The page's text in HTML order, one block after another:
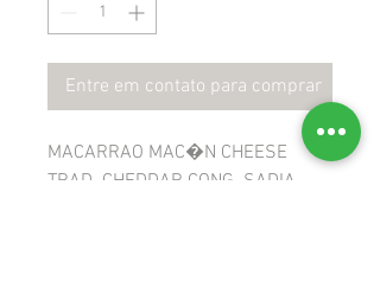
Entre em contato para comprar
MACARRAO MAC�N CHEESE
TRAD. CHEDDAR CONG. SADIA